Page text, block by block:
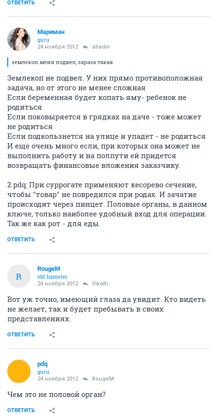
ОТВЕТИТЬ
Мариман
guru
24 ноября 2012 alladin
землекоп меня подвел, зараза такая
Землекоп не подвел. У них прямо противоположная
задача, но от этого не менее сложная
Если беременная будет копать яму- ребенок не
родиться
Если поковыряется в грядках на даче - тоже может
не родиться
Если подкользнется на улице и упадет - не родиться
И еще очень много если, при которых она может не
выполнить работу и на полпути ей придется
возвращать финансовые вложения заказчику.
2 pdq: При суррогате применяют кесорево сечение,
чтобы "товар" не повредился при родах. И зачатие
происходит через пинцет. Половые органы, в данном
ключе, только наиболее удобный вход для операции.
Так же как рот - для еды.
ОТВЕТИТЬ
R
RougeM
old hamster
24 ноября 2012 VikaRi
Вот уж точно, имеющий глаза да увидит. Кто видеть
не желает, так и будет пребывать в своих
представлениях.
ОТВЕТИТЬ
pdq
guru
24 ноября 2012 RougeM
Чем это не половой орган?
ОТВЕТИТЬ